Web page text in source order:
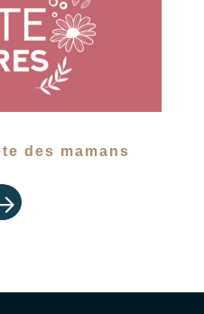
des mamans